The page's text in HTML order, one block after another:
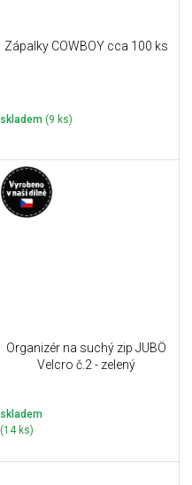
Zápalky COWBOY cca 100 ks
skladem (9 ks)
Organizér na suchý zip JUBÖ
Velcro č.2 - zelený
skladem
(14 ks)